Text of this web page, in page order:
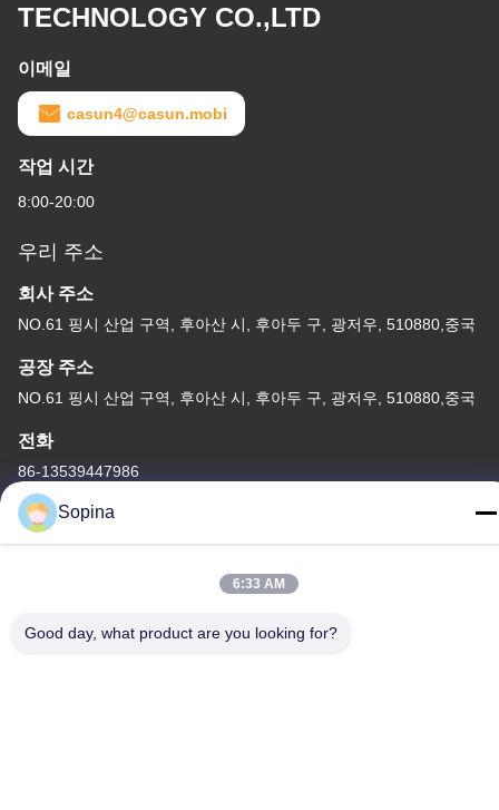
TECHNOLOGY CO.,LTD
이메일
casun4@casun.mobi
작업 시간
8:00-20:00
우리 주소
회사 주소
NO.61 핑시 산업 구역, 후아산 시, 후아두 구, 광저우, 510880,중국
공장 주소
NO.61 핑시 산업 구역, 후아산 시, 후아두 구, 광저우, 510880,중국
전화
86-13539447986
GUANGZHOU FUDE ELECTRONIC TECHNOLOGY CO.,LTD . 무
Sopina
6:33 AM
Good day, what product are you looking for?